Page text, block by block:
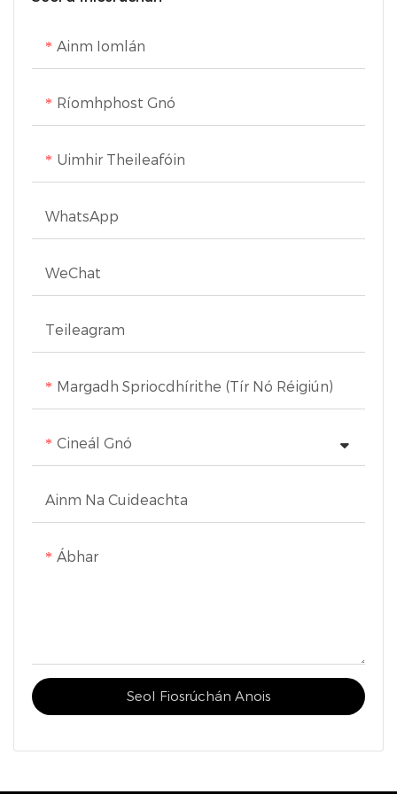
Ainm Iomlán
Ríomhphost Gnó
Uimhir Theileafóin
WhatsApp
WeChat
Teileagram
Margadh Spriocdhírithe (Tír Nó Réigiún)
Cineál Gnó
Ainm Na Cuideachta
Ábhar
Seol Fiosrúchán Anois